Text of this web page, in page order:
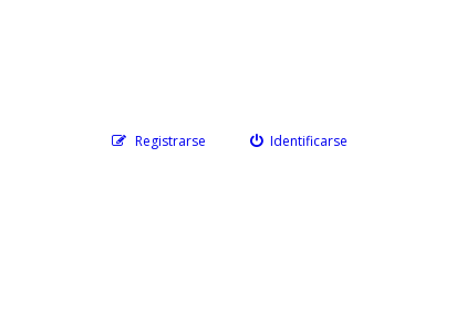
Identificarse
Registrarse